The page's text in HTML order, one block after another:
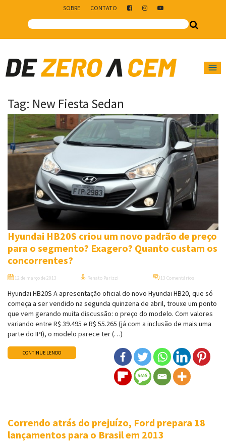
SOBRE CONTATO
Main Navigation
Tag: New Fiesta Sedan
Hyundai HB20S criou um novo padrão de preço
para o segmento? Exagero? Quanto custam os
concorrentes?
12 de março de 2013 Renato Parizzi 13 Comentários
Hyundai HB20S A apresentação oficial do novo Hyundai HB20, que só
começa a ser vendido na segunda quinzena de abril, trouxe um ponto
que vem gerando muita discussão: o preço do modelo. Com valores
variando entre R$ 39.495 e R$ 55.265 (já com a inclusão de mais uma
parte do IPI), o modelo parece ter (…)
CONTINUE LENDO
Correndo atrás do prejuízo, Ford prepara 18
lançamentos para o Brasil em 2013